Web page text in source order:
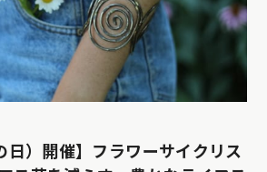
日）開催】フラワーサイクリス